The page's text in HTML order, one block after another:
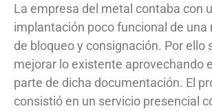
La empresa del metal contaba con
implantación poco funcional de una
de bloqueo y consignación. Por ello
mejorar lo existente aprovechando
parte de dicha documentación. El
consistió en un servicio presencial